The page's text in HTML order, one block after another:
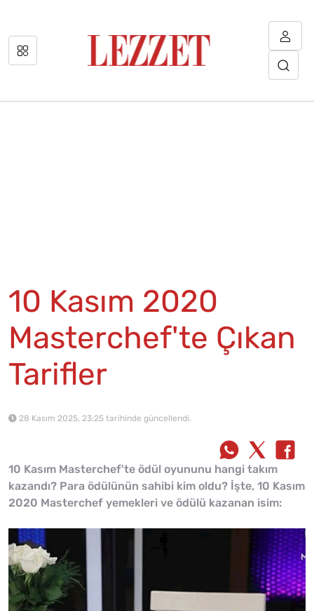
10 Kasım 2020
Masterchef'te Çıkan
Tarifler
28 Kasım 2025, 23:25 tarihinde güncellendi.
10 Kasım Masterchef'te ödül oyununu hangi takım
kazandı? Para ödülünün sahibi kim oldu? İşte, 10 Kasım
2020 Masterchef yemekleri ve ödülü kazanan isim: